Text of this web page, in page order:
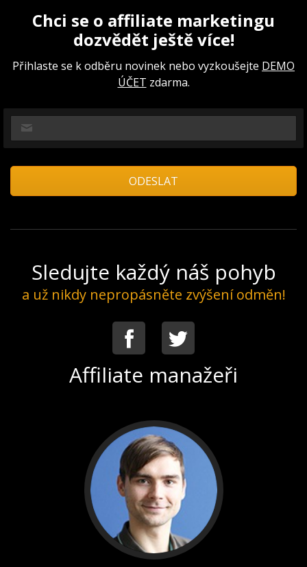
Chci se o affiliate marketingu
dozvědět ještě více!
Přihlaste se k odběru novinek nebo vyzkoušejte DEMO
ÚČET zdarma.
Sledujte každý náš pohyb
a už nikdy nepropásněte zvýšení odměn!
Facebook Twitter
Affiliate manažeři